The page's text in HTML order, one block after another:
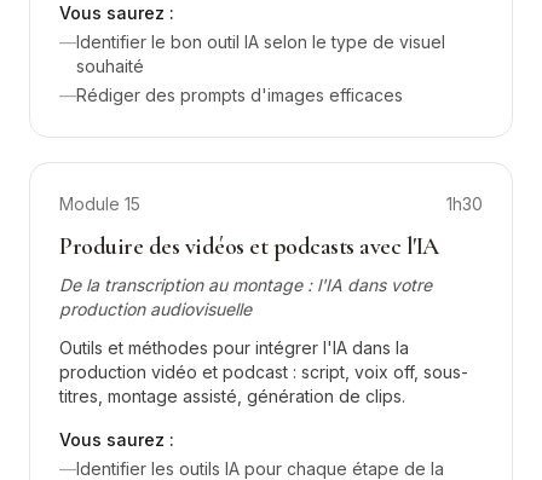
Vous saurez :
—Identifier le bon outil IA selon le type de visuel
souhaité
—Rédiger des prompts d'images efficaces
Module 15 1h30
Produire des vidéos et podcasts avec l'IA
De la transcription au montage : l'IA dans votre
production audiovisuelle
Outils et méthodes pour intégrer l'IA dans la
production vidéo et podcast : script, voix off, sous-
titres, montage assisté, génération de clips.
Vous saurez :
—Identifier les outils IA pour chaque étape de la